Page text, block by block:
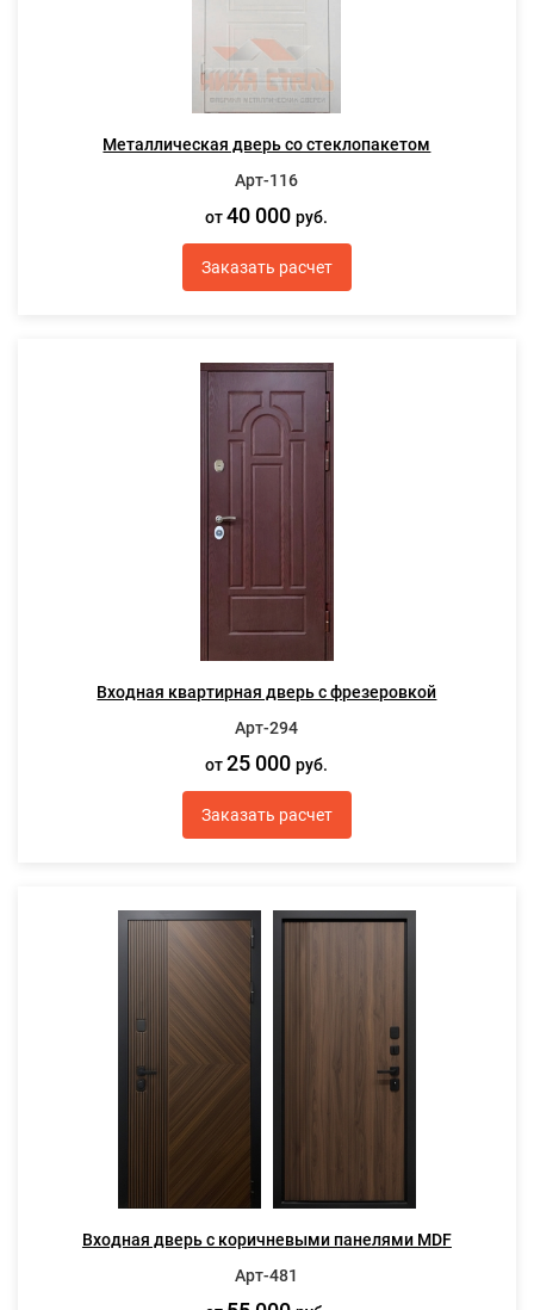
Металлическая дверь со стеклопакетом
Арт-116
от40 000руб.
Заказать расчет
Входная квартирная дверь с фрезеровкой
Арт-294
от25 000руб.
Заказать расчет
Входная дверь с коричневыми панелями MDF
Арт-481